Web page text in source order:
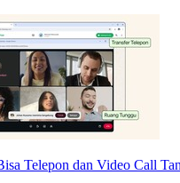
Telepon dan Video Call